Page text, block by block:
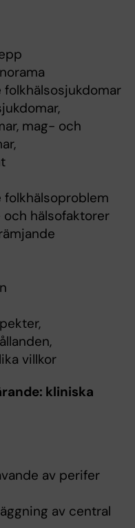
mag- och
hälsofaktorer
villkor
kliniska
av perifer
av central